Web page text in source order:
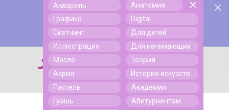
Поиск
Поиск
Акварель
Графика
Скетчинг
Иллюстрация
Масло
Акрил
Пастель
Гуашь
Анатомия
Digital
Для детей
Для начинающих
Теория
История искусств
Академия
Абитуриентам